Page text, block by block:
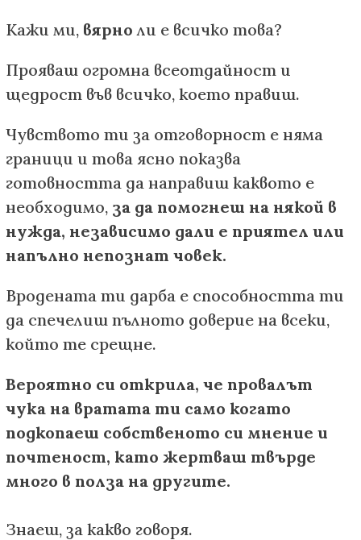
Кажи ми, вярноли е всичко това?
Прояваш огромна всеотдайност и
щедрост във всичко, което правиш.
Чувството ти за отговорност е няма
граници и това ясно показва
готовността да направиш каквото е
необходимо, за да помогнеш на някой в
нужда, независимо дали е приятел или
напълно непознат човек.
Вродената ти дарба е способността ти
да спечелиш пълното доверие на всеки,
който те срещне.
Вероятно си открила, че провалът
чука на вратата ти само когато
подкопаеш собственото си мнение и
почтеност, като жертваш твърде
много в полза на другите.
Знаеш, за какво говоря.